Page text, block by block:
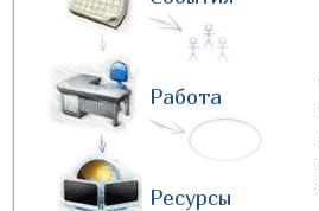
Работа
Ресурсы